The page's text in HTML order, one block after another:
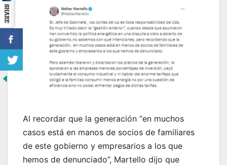
Al recordar que la generación “en muchos
casos está en manos de socios de familiares
de este gobierno y empresarios a los que
hemos de denunciado”, Martello dijo que